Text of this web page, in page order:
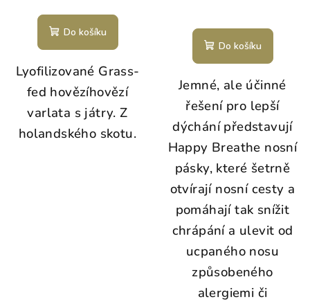
Do košíku
Lyofilizované Grass-
fed hovězíhovězí
varlata s játry. Z
holandského skotu.
Do košíku
Jemné, ale účinné
řešení pro lepší
dýchání představují
Happy Breathe nosní
pásky, které šetrně
otvírají nosní cesty a
pomáhají tak snížit
chrápání a ulevit od
ucpaného nosu
způsobeného
alergiemi či